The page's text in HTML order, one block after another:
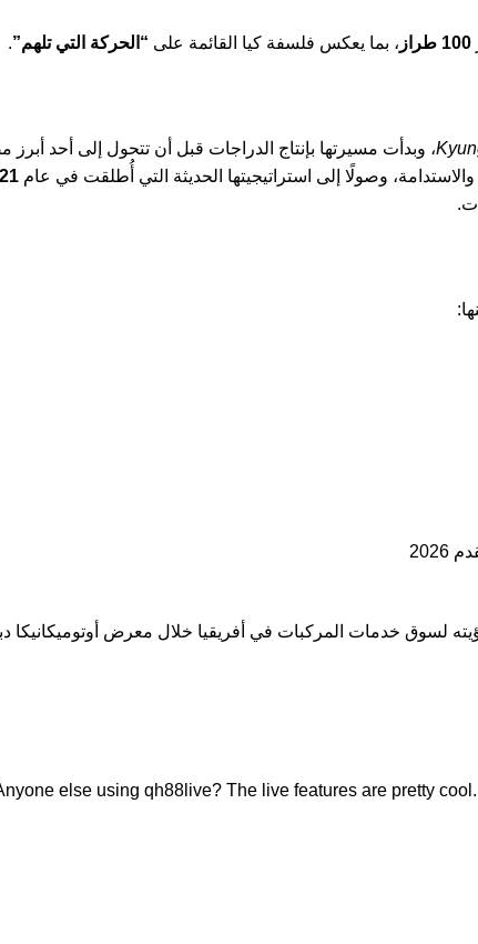
100 طراز ، بما يعكس فلسفة كيا القائمة على “الحركة التي تلهم”.
، وبدأت مسيرتها بإنتاج الدراجات قبل أن تتحول إلى أحد
وصولًا إلى استراتيجيتها الحديثة التي أُطلقت في عام
لسوق خدمات المركبات في أفريقيا خلال معرض أوتوميكانيكا دبي
else using qh88live? The live features are pretty